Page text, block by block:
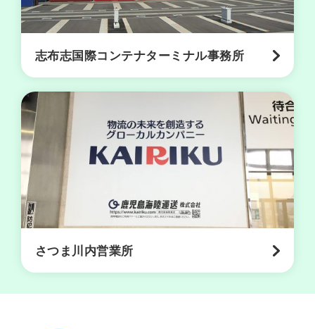
業
所
案
知
ら
せ
イ
ト
マ
ラ
イ
バ
ポ
シ
ー
志布志国際コンテナターミナル事務所
さつま川内営業所